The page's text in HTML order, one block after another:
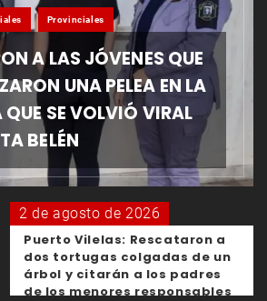
Provinciales
A LAS JÓVENES QUE
UNA PELEA EN LA
SE VOLVIÓ VIRAL
BELÉN
2 de agosto de 2026
Puerto Vilelas: Rescataron a
dos tortugas colgadas de un
árbol y citarán a los padres
de los menores responsables